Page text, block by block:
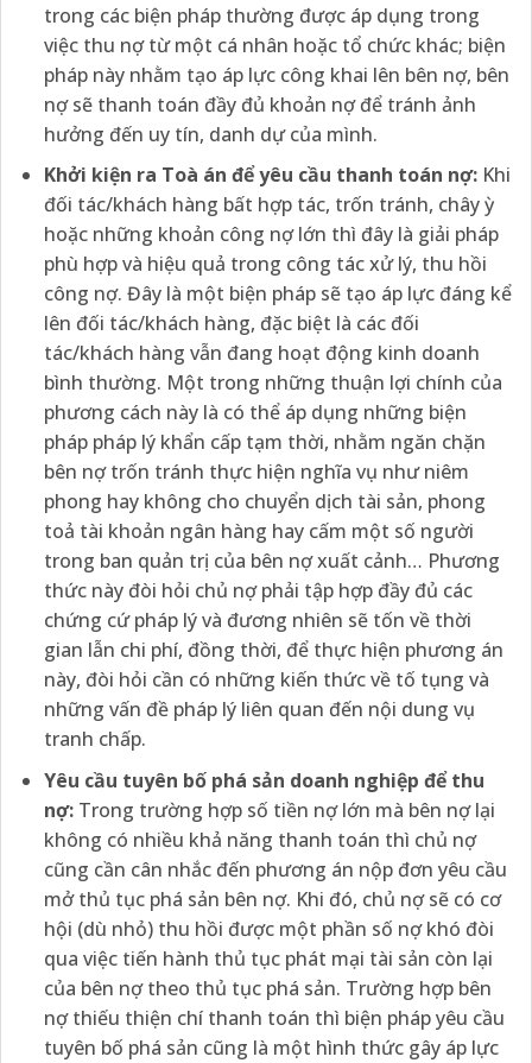
trong các biện pháp thường được áp dụng trong
việc thu nợ từ một cá nhân hoặc tổ chức khác; biện
pháp này nhằm tạo áp lực công khai lên bên nợ, bên
nợ sẽ thanh toán đầy đủ khoản nợ để tránh ảnh
hưởng đến uy tín, danh dự của mình.
Khởi kiện ra Toà án để yêu cầu thanh toán nợ:Khi
đối tác/khách hàng bất hợp tác, trốn tránh, chây ỳ
hoặc những khoản công nợ lớn thì đây là giải pháp
phù hợp và hiệu quả trong công tác xử lý, thu hồi
công nợ. Đây là một biện pháp sẽ tạo áp lực đáng kể
lên đối tác/khách hàng, đặc biệt là các đối
tác/khách hàng vẫn đang hoạt động kinh doanh
bình thường. Một trong những thuận lợi chính của
phương cách này là có thể áp dụng những biện
pháp pháp lý khẩn cấp tạm thời, nhằm ngăn chặn
bên nợ trốn tránh thực hiện nghĩa vụ như niêm
phong hay không cho chuyển dịch tài sản, phong
toả tài khoản ngân hàng hay cấm một số người
trong ban quản trị của bên nợ xuất cảnh… Phương
thức này đòi hỏi chủ nợ phải tập hợp đầy đủ các
chứng cứ pháp lý và đương nhiên sẽ tốn về thời
gian lẫn chi phí, đồng thời, để thực hiện phương án
này, đòi hỏi cần có những kiến thức về tố tụng và
những vấn đề pháp lý liên quan đến nội dung vụ
tranh chấp.
Yêu cầu tuyên bố phá sản doanh nghiệp để thu
nợ:Trong trường hợp số tiền nợ lớn mà bên nợ lại
không có nhiều khả năng thanh toán thì chủ nợ
cũng cần cân nhắc đến phương án nộp đơn yêu cầu
mở thủ tục phá sản bên nợ. Khi đó, chủ nợ sẽ có cơ
hội (dù nhỏ) thu hồi được một phần số nợ khó đòi
qua việc tiến hành thủ tục phát mại tài sản còn lại
của bên nợ theo thủ tục phá sản. Trường hợp bên
nợ thiếu thiện chí thanh toán thì biện pháp yêu cầu
tuyên bố phá sản cũng là một hình thức gây áp lực